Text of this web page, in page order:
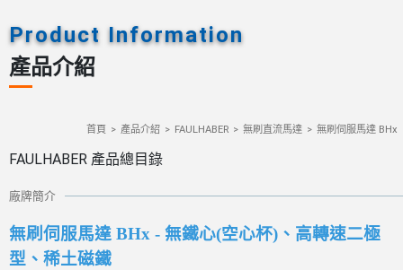
Product Information
產品介紹
首頁 產品介紹 FAULHABER 無刷直流馬達 無刷伺服馬達 BHx
FAULHABER 產品總目錄
廠牌簡介
無刷伺服馬達 BHx - 無鐵心(空心杯)、高轉速二極
型、稀土磁鐵